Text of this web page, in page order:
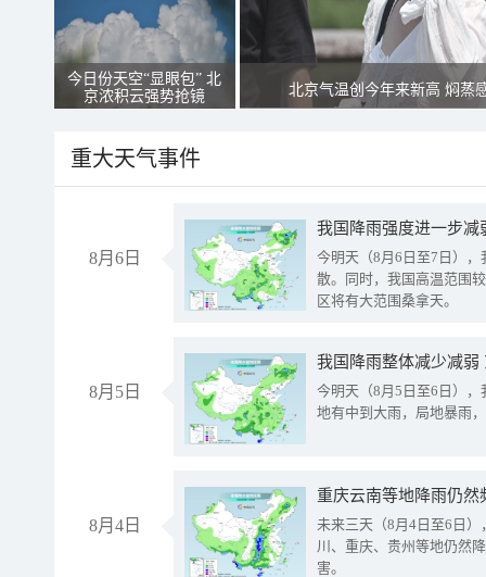
今日份天空“显眼包” 北
京浓积云强势抢镜
北京气温创今年来新高 焖蒸
重大天气事件
8月6日
今明天（8月6日至7日）
散。同时，我国高温范围
区将有大范围桑拿天。
8月5日
我国降雨整体减少减弱
今明天（8月5日至6日）
地有中到大雨，局地暴雨
8月4日
重庆云南等地降雨仍然
未来三天（8月4日至6日
川、重庆、贵州等地仍然
害。